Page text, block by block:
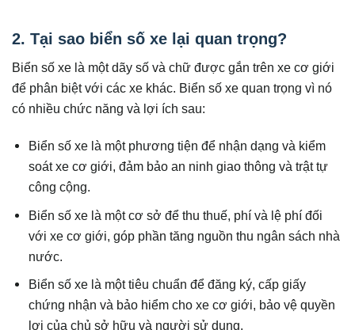
2. Tại sao biển số xe lại quan trọng?
Biển số xe là một dãy số và chữ được gắn trên xe cơ giới
để phân biệt với các xe khác. Biển số xe quan trọng vì nó
có nhiều chức năng và lợi ích sau:
Biển số xe là một phương tiện để nhận dạng và kiểm
soát xe cơ giới, đảm bảo an ninh giao thông và trật tự
công cộng.
Biển số xe là một cơ sở để thu thuế, phí và lệ phí đối
với xe cơ giới, góp phần tăng nguồn thu ngân sách nhà
nước.
Biển số xe là một tiêu chuẩn để đăng ký, cấp giấy
chứng nhận và bảo hiểm cho xe cơ giới, bảo vệ quyền
lợi của chủ sở hữu và người sử dụng.